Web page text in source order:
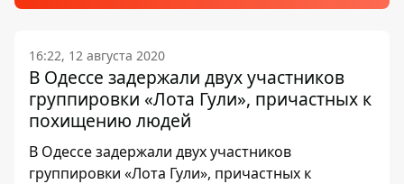
16:22, 12 августа 2020
В Одессе задержали двух участников
группировки «Лота Гули», причастных к
похищению людей
В Одессе задержали двух участников
группировки «Лота Гули», причастных к